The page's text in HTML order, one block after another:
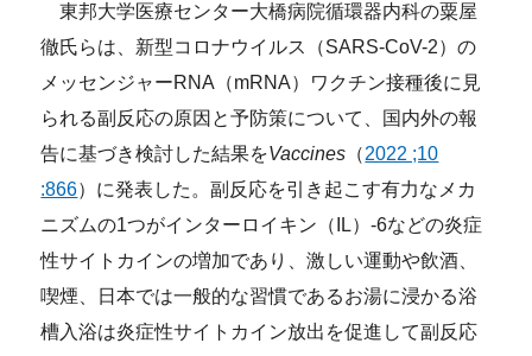
東邦大学医療センター大橋病院循環器内科の粟屋
徹氏らは、新型コロナウイルス（SARS-CoV-2）の
メッセンジャーRNA（mRNA）ワクチン接種後に見
られる副反応の原因と予防策について、国内外の報
告に基づき検討した結果をVaccines （2022 ;10
:866）に発表した。副反応を引き起こす有力なメカ
ニズムの1つがインターロイキン（IL）-6などの炎症
性サイトカインの増加であり、激しい運動や飲酒、
喫煙、日本では一般的な習慣であるお湯に浸かる浴
槽入浴は炎症性サイトカイン放出を促進して副反応